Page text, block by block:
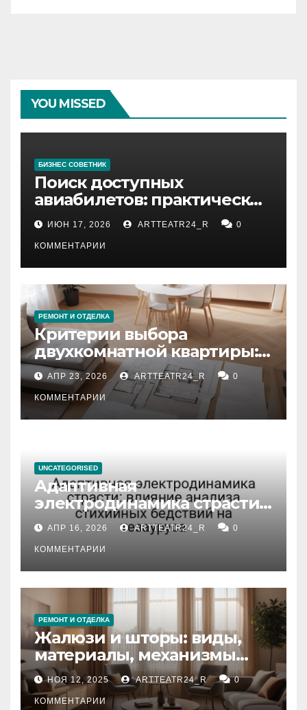
YOU MISSED
БИЗНЕС СОВЕТНИК
Поиск доступных
авиабилетов: практические
рекомендации
ИЮН 17, 2026 ARTTEATR24_R 0
КОММЕНТАРИИ
РЕМОНТ И ОТДЕЛКА
Критерии выбора
двухкомнатной квартиры:
планировка, площадь,
состояние и документация
АПР 23, 2026 ARTTEATR24_R 0
КОММЕНТАРИИ
UNCATEGORISED
Адаптивная
электродинамика страсти:
влияние анализа
стихийных бедствий на
тезауруса
АПР 16, 2026 ARTTEATR24_R 0
КОММЕНТАРИИ
РЕМОНТ И ОТДЕЛКА
Жалюзи и шторы: виды,
материалы, механизмы
управления и уход
НОЯ 12, 2025 ARTTEATR24_R 0
КОММЕНТАРИИ